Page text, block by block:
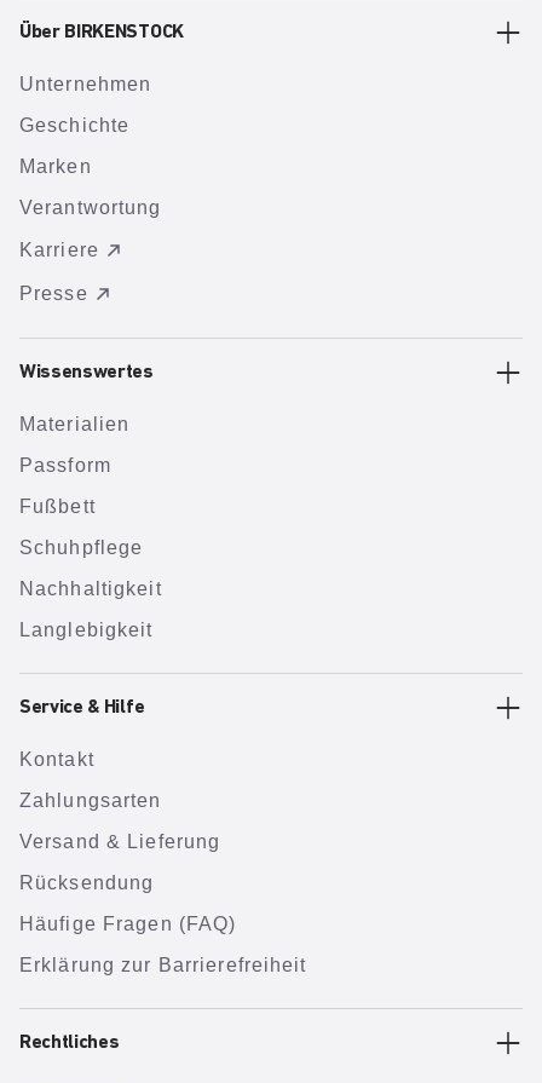
Über BIRKENSTOCK
Unternehmen
Geschichte
Marken
Verantwortung
Karriere
Presse
Wissenswertes
Materialien
Passform
Fußbett
Schuhpflege
Nachhaltigkeit
Langlebigkeit
Service & Hilfe
Kontakt
Zahlungsarten
Versand & Lieferung
Rücksendung
Häufige Fragen (FAQ)
Erklärung zur Barrierefreiheit
Rechtliches